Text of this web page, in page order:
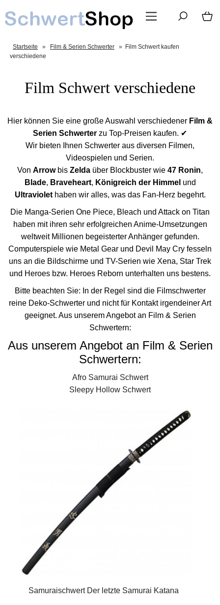
Startseite » Film & Serien Schwerter » Film Schwert kaufen
verschiedene
Film Schwert verschiedene
Hier können Sie eine große Auswahl verschiedener Film &
Serien Schwerter zu Top-Preisen kaufen. ✔
Wir bieten Ihnen Schwerter aus diversen Filmen,
Videospielen und Serien.
Von Arrowbis Zelda über Blockbuster wie 47 Ronin,
Blade, Braveheart, Königreich der Himmel und
Ultraviolethaben wir alles, was das Fan-Herz begehrt.
Die Manga-Serien One Piece, Bleach und Attack on Titan
haben mit ihren sehr erfolgreichen Anime-Umsetzungen
weltweit Millionen begeisterter Anhänger gefunden.
Computerspiele wie Metal Gear und Devil May Cry fesseln
uns an die Bildschirme und TV-Serien wie Xena, Star Trek
und Heroes bzw. Heroes Reborn unterhalten uns bestens.
Bitte beachten Sie: In der Regel sind die Filmschwerter
reine Deko-Schwerter und nicht für Kontakt irgendeiner Art
geeignet. Aus unserem Angebot an Film & Serien
Schwertern:
Aus unserem Angebot an Film & Serien
Schwertern:
Afro Samurai Schwert
Sleepy Hollow Schwert
Samuraischwert Der letzte Samurai Katana